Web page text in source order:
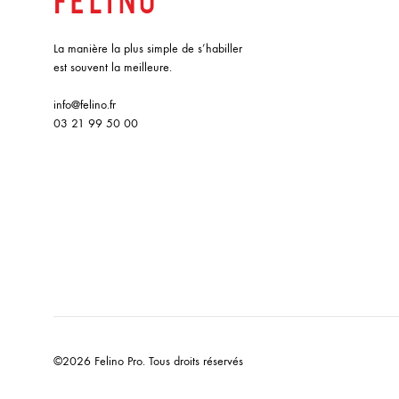
La manière la plus simple de s’habiller
est souvent la meilleure.
info@felino.fr
03 21 99 50 00
©2026 Felino Pro. Tous droits réservés